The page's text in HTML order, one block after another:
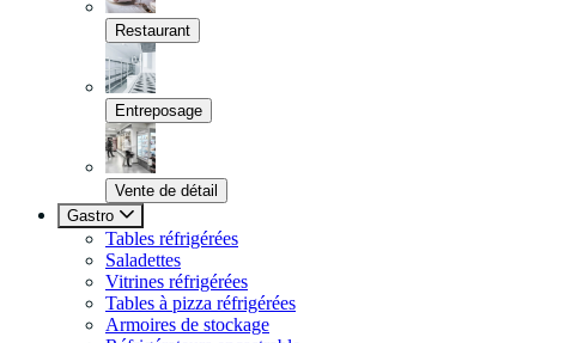
Restaurant
Entreposage
Vente de détail
Gastro
Tables réfrigérées
Saladettes
Vitrines réfrigérées
Tables à pizza réfrigérées
Armoires de stockage